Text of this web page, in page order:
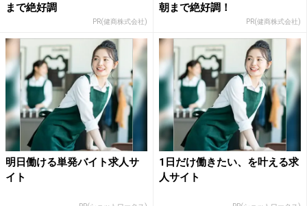
まで絶好調
PR(健商株式会社)
朝まで絶好調！
PR(健商株式会社)
明日働ける単発バイト求人サ
イト
1日だけ働きたい、を叶える求
人サイト